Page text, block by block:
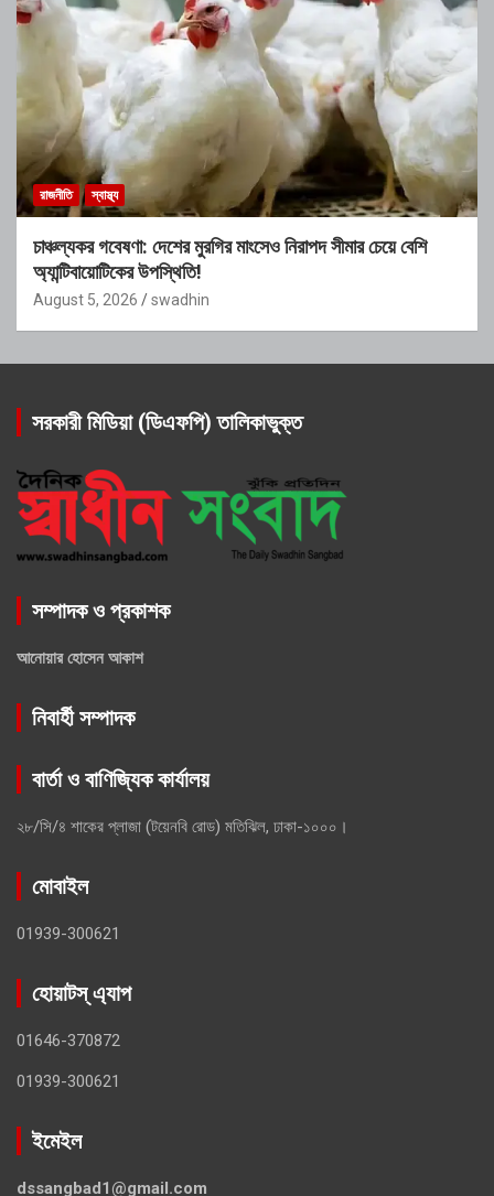
রাজনীতি স্বাস্থ্য
চাঞ্চল্যকর গবেষণা: দেশের মুরগির মাংসেও নিরাপদ সীমার চেয়ে বেশি
অ্যান্টিবায়োটিকের উপস্থিতি!
August 5, 2026 swadhin
সরকারী মিডিয়া (ডিএফপি) তালিকাভুক্ত
সম্পাদক ও প্রকাশক
আনোয়ার হোসেন আকাশ
নিবার্হী সম্পাদক
বার্তা ও বাণিজ্যিক কার্যালয়
২৮/সি/৪ শাকের প্লাজা (টয়েনবি রোড) মতিঝিল, ঢাকা-১০০০।
মোবাইল
01939-300621
হোয়াটস্ এ্যাপ
01646-370872
01939-300621
ইমেইল
dssangbad1@gmail.com